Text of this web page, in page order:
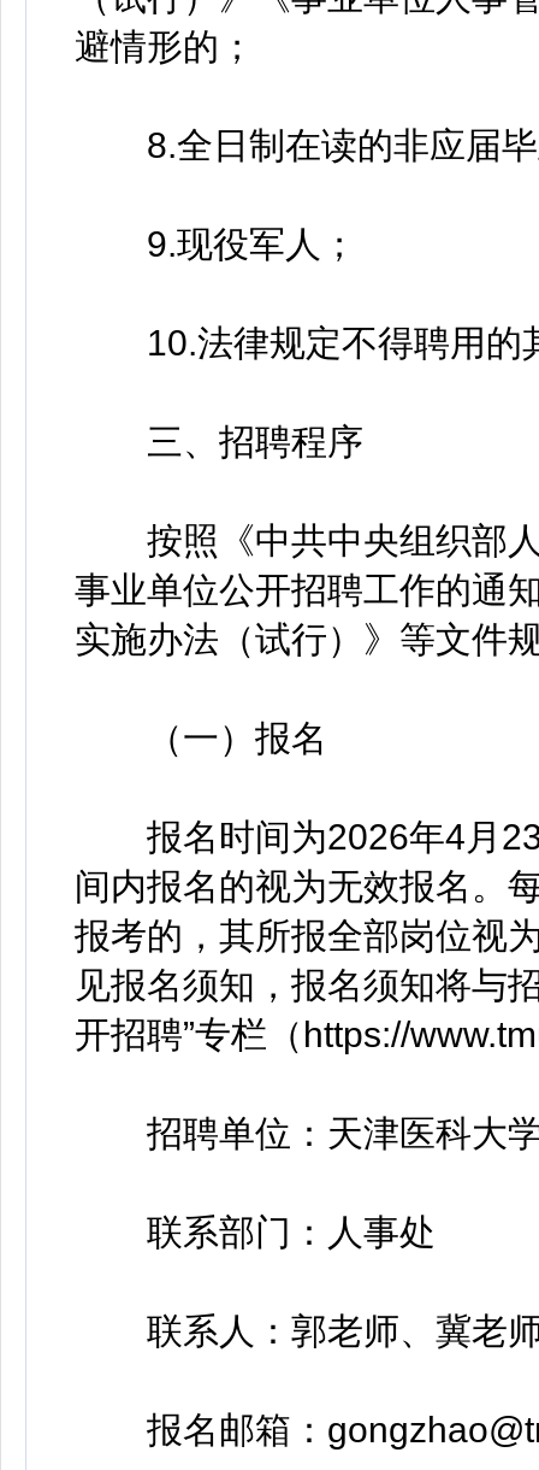
避情形的；
8.全日制在读的非应届毕
9.现役军人；
10.法律规定不得聘用的
三、招聘程序
按照《中共中央组织部人
事业单位公开招聘工作的通
实施办法（试行）》等文件
（一）报名
报名时间为2026年4月23
间内报名的视为无效报名。
报考的，其所报全部岗位视
见报名须知，报名须知将与
开招聘”专栏（https://
招聘单位：天津医科大
联系部门：人事处
联系人：郭老师、冀老
报名邮箱：